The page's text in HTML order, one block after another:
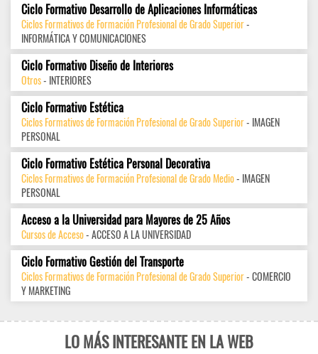
Ciclo Formativo Desarrollo de Aplicaciones Informáticas
Ciclos Formativos de Formación Profesional de Grado Superior-
INFORMÁTICA Y COMUNICACIONES
Ciclo Formativo Diseño de Interiores
Otros- INTERIORES
Ciclo Formativo Estética
Ciclos Formativos de Formación Profesional de Grado Superior- IMAGEN
PERSONAL
Ciclo Formativo Estética Personal Decorativa
Ciclos Formativos de Formación Profesional de Grado Medio- IMAGEN
PERSONAL
Acceso a la Universidad para Mayores de 25 Años
Cursos de Acceso- ACCESO A LA UNIVERSIDAD
Ciclo Formativo Gestión del Transporte
Ciclos Formativos de Formación Profesional de Grado Superior- COMERCIO
Y MARKETING
LO MÁS INTERESANTE EN LA WEB